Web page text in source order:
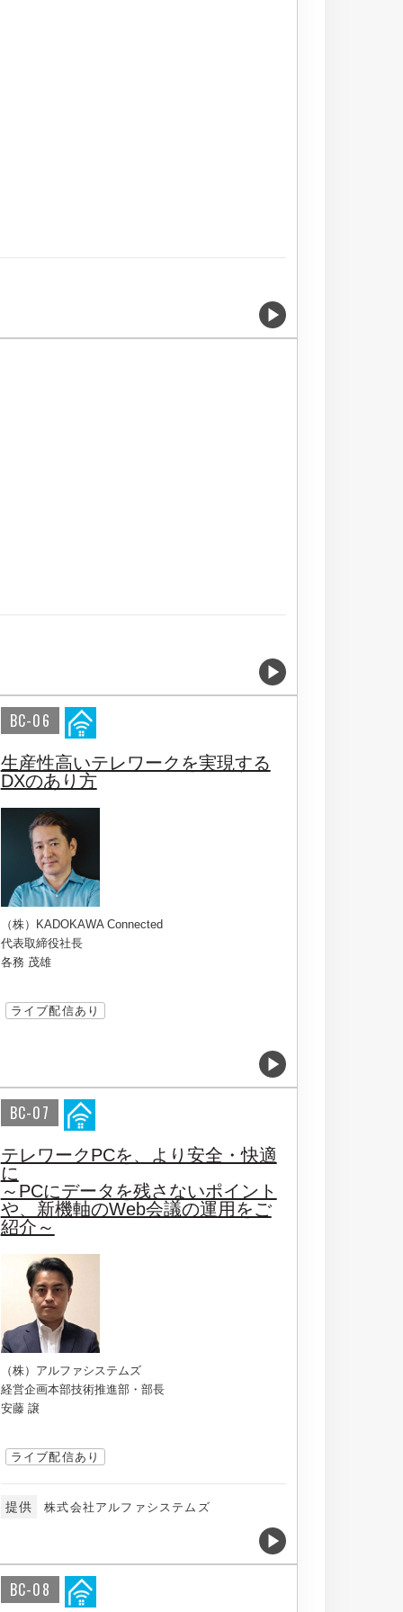
BC-06
生産性高いテレワークを実現する
DXのあり方
（株）KADOKAWA Connected
代表取締役社長
各務 茂雄
ライブ配信あり
BC-07
テレワークPCを、より安全・快適
に
～PCにデータを残さないポイント
や、新機軸のWeb会議の運用をご
紹介～
（株）アルファシステムズ
経営企画本部技術推進部・部長
安藤 譲
ライブ配信あり
提供 株式会社アルファシステムズ
BC-08